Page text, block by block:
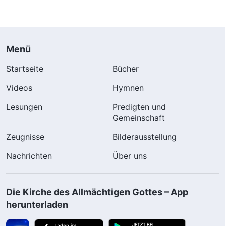
Menü
Startseite
Bücher
Videos
Hymnen
Lesungen
Predigten und
Gemeinschaft
Zeugnisse
Bilderausstellung
Nachrichten
Über uns
Die Kirche des Allmächtigen Gottes – App
herunterladen